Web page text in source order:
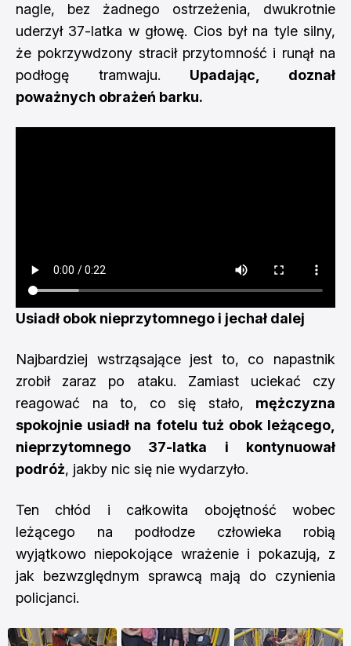
nagle, bez żadnego ostrzeżenia, dwukrotnie
uderzył 37-latka w głowę. Cios był na tyle silny,
że pokrzywdzony stracił przytomność i runął na
podłogę tramwaju. Upadając, doznał
poważnych obrażeń barku.
Usiadł obok nieprzytomnego i jechał dalej
Najbardziej wstrząsające jest to, co napastnik
zrobił zaraz po ataku. Zamiast uciekać czy
reagować na to, co się stało, mężczyzna
spokojnie usiadł na fotelu tuż obok leżącego,
nieprzytomnego 37-latka i kontynuował
podróż, jakby nic się nie wydarzyło.
Ten chłód i całkowita obojętność wobec
leżącego na podłodze człowieka robią
wyjątkowo niepokojące wrażenie i pokazują, z
jak bezwzględnym sprawcą mają do czynienia
policjanci.